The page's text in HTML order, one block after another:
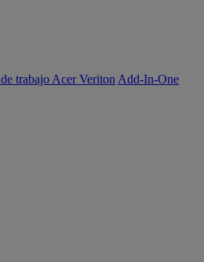
trabajo Acer Veriton Add-In-One